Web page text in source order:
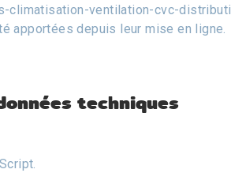
ventilation-cvc-
apportées depuis leur mise en ligne.
techniques